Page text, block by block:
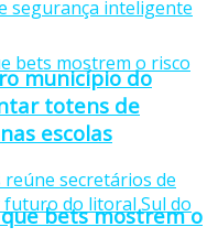
bets mostrem o
município do
totens de
escolas